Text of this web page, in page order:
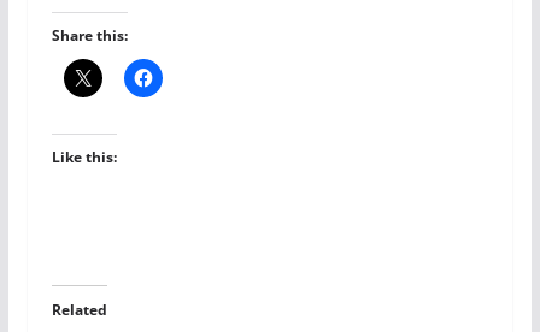
Share this:
Like this:
Related